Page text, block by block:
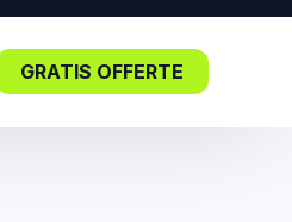
GRATIS OFFERTE